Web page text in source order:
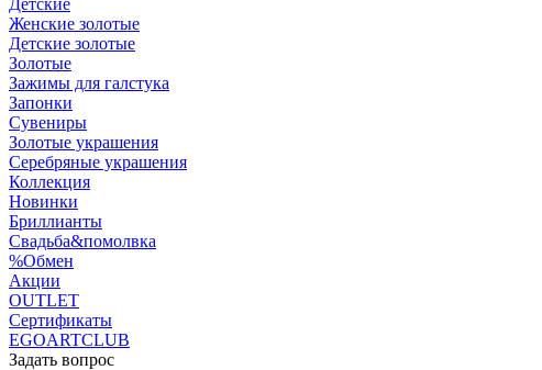
Детские
Женские золотые
Детские золотые
Золотые
Зажимы для галстука
Запонки
Сувениры
Золотые украшения
Серебряные украшения
Коллекция
Новинки
Бриллианты
Свадьба&помолвка
%Обмен
Акции
OUTLET
Сертификаты
EGOARTCLUB
Задать вопрос